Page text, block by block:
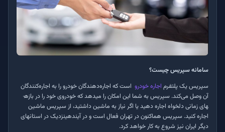
سامانه سپریس چیست؟
سپریس یک پلتفرم اجاره خودرو است که اجاره‌‌دهندگان خودرو را به اجاره‌‌کنندگان
آن وصل می‌‌کند. سپریس به شما این امکان را می­دهد که خودروی خود را در بازه­
های زمانی دلخواه اجاره دهید یا اگر نیاز به ماشین داشتید، از سپریس ماشین
اجاره کنید. سپریس هم­اکنون در تهران فعال است و در آینده­ی­نزدیک در استان­های
دیگر ایران نیز شروع به کار خواهد کرد.